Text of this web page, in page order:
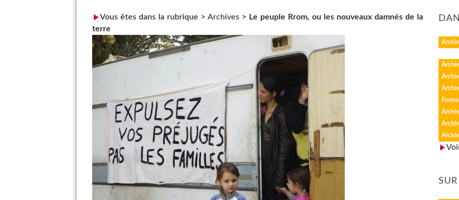
Vous êtes dans la rubrique > Archives> Le peuple Rrom, ou les nouveaux damnés de la
terre